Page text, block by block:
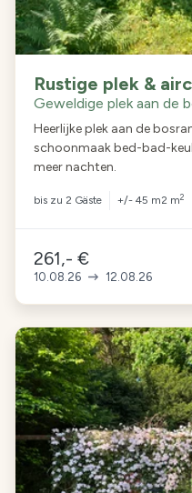
Rustige plek &
Geweldige plek aan de
Heerlijke plek aan de
schoonmaak bed-bad-
meer nachten.
bis zu 2 Gäste +/- 45 m2 m2
261,- €
10.08.26 12.08.26